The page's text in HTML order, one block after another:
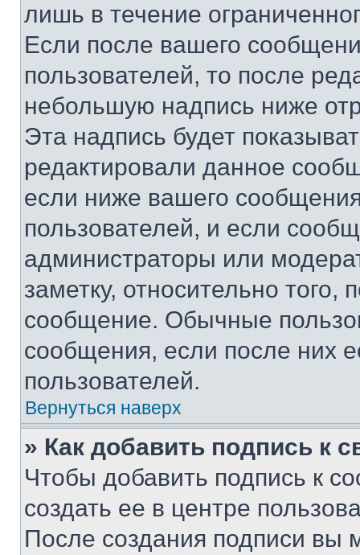
лишь в течение
Если после вашего
пользователей, то после
небольшую надпись ниже
Эта надпись будет
редактировали данное
если ниже вашего
пользователей, и если
администраторы или
заметку, относительно
сообщение. Обычные
сообщения, если после них
пользователей.
Вернуться наверх
» Как добавить подпись к
Чтобы добавить подпись к
создать ее в центре
После создания подписи вы